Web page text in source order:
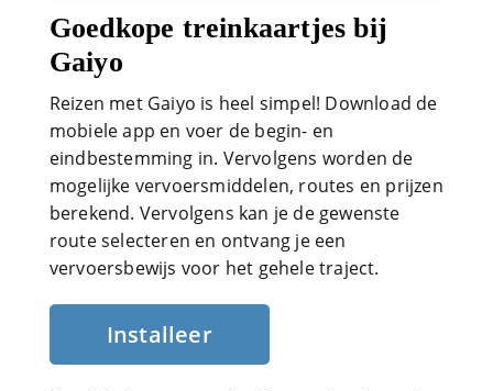
Goedkope treinkaartjes bij
Gaiyo
Reizen met Gaiyo is heel simpel! Download de
mobiele app en voer de begin- en
eindbestemming in. Vervolgens worden de
mogelijke vervoersmiddelen, routes en prijzen
berekend. Vervolgens kan je de gewenste
route selecteren en ontvang je een
vervoersbewijs voor het gehele traject.
Installeer